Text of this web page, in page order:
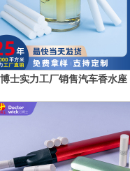
士实力工厂销售汽车香水座